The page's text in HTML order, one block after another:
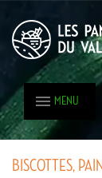
MENU
BISCOTTES,